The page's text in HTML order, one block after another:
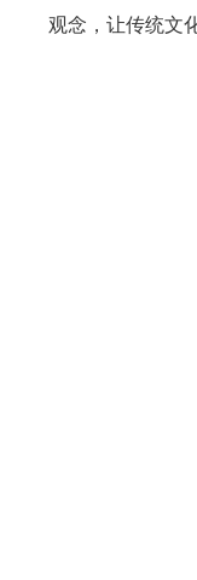
观念，让传统文